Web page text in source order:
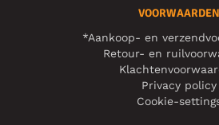
VOORWAARDEN
*Aankoop- en
Retour- en
Privacy policy
Cookie-